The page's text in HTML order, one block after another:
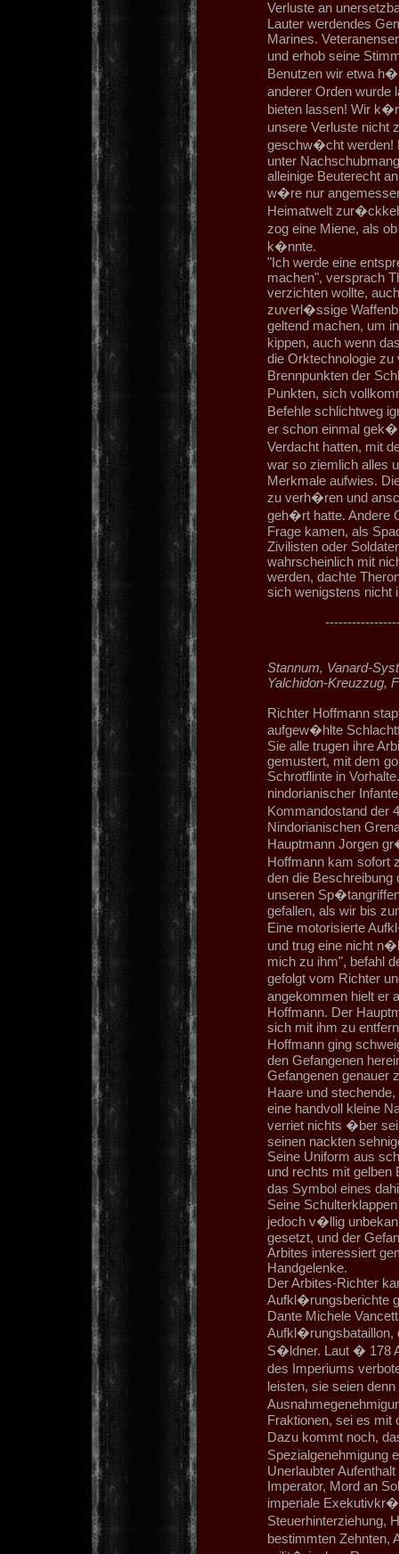
Verluste an
Lauter werdendes
Marines.
und erhob seine
Benutzen wir etwa
anderer Orden wurde
bieten lassen! Wir
unsere Verluste nicht
geschw�cht werden!
unter
alleinige Beuterecht
w�re nur
Heimatwelt
zog eine Miene, als
k�nnte.
"Ich werde eine
machen", versprach
verzichten wollte,
zuverl�ssige
geltend machen, um
kippen, auch wenn
die Orktechnologie zu
Brennpunkten der
Punkten, sich
Befehle schlichtweg
er schon einmal
Verdacht hatten, mit
war so ziemlich alles
Merkmale aufwies.
zu verh�ren und
geh�rt hatte. Andere
Frage kamen, als
Zivilisten oder
wahrscheinlich mit
werden, dachte
sich wenigstens nicht
Stannum, Vanard-
Yalchidon-Kreuzzug,
Richter Hoffmann
aufgew�hlte
Sie alle trugen ihre
gemustert, mit dem
Schrotflinte in
nindorianischer
Kommandostand der
Nindorianischen
Hauptmann Jorgen
Hoffmann kam sofort
den die Beschreibung
unseren
gefallen, als wir bis
Eine motorisierte
und trug eine nicht
mich zu ihm", befahl
gefolgt vom Richter
angekommen hielt er
Hoffmann. Der
sich mit ihm zu
Hoffmann ging
den Gefangenen
Gefangenen genauer
Haare und
eine handvoll kleine
verriet nichts �ber
seinen nackten
Seine Uniform aus
und rechts mit gelben
das Symbol eines
Seine
jedoch v�llig
gesetzt, und der
Arbites interessiert
Handgelenke.
Der Arbites-Richter
Aufkl�rungsberichte
Dante Michele
Aufkl�rungsbataillon,
S�ldner. Laut � 178
des Imperiums
leisten, sie seien
Fraktionen, sei es mit
Dazu kommt noch,
Spezialgenehmigung
Unerlaubter
Imperator, Mord an
imperiale
Steuerhinterziehung,
bestimmten Zehnten,